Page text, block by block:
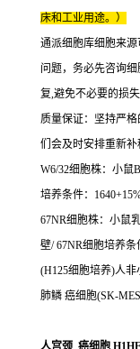
床和工业用途。）
通派细胞库细胞来
问题，务必先咨询
复,避免不必要的损失
质量保证：坚持严
们会及时安排重新补
W6/32细胞株：小鼠
培养条件：
67NR细胞株：小鼠
壁/ 67NR细胞培养条
(H125细胞培养)人
肺鳞 癌细胞(SK-
人宫颈_癌细胞